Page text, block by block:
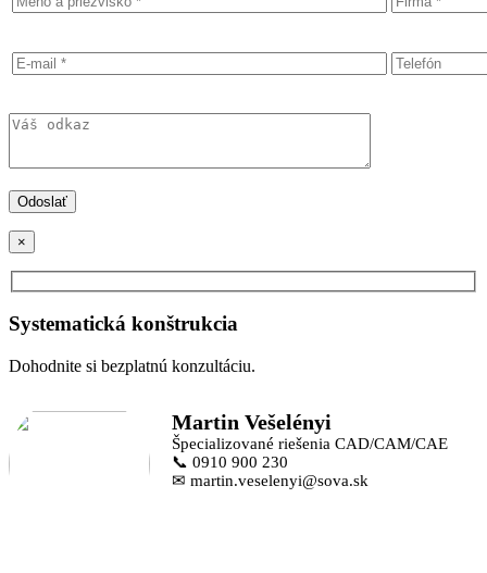
×
Systematická konštrukcia
Dohodnite si bezplatnú konzultáciu.
Martin Vešelényi
Špecializované riešenia CAD/CAM/CAE
📞 0910 900 230
✉ martin.veselenyi@sova.sk